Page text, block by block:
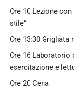
Ore 10 Lezione
stile”
Ore 13:30 Grigliata
Ore 16 Laboratorio
esercitazione e
Ore 20 Cena